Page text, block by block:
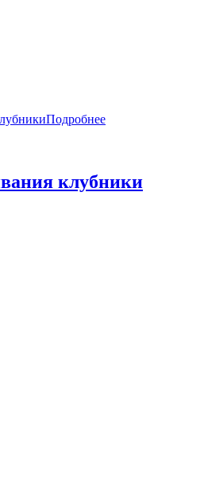
Подробнее
клубники